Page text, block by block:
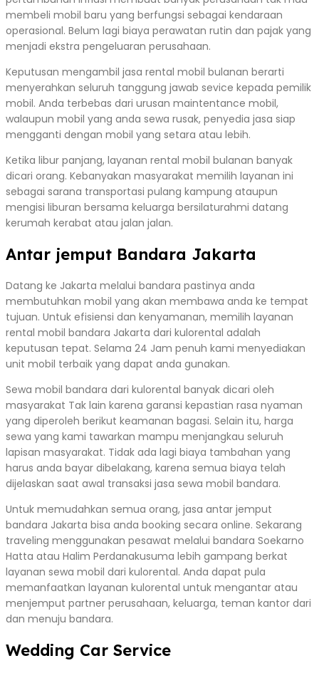
membeli mobil baru yang berfungsi sebagai kendaraan
operasional. Belum lagi biaya perawatan rutin dan pajak yang
menjadi ekstra pengeluaran perusahaan.
Keputusan mengambil jasa rental mobil bulanan berarti
menyerahkan seluruh tanggung jawab sevice kepada pemilik
mobil. Anda terbebas dari urusan maintentance mobil,
walaupun mobil yang anda sewa rusak, penyedia jasa siap
mengganti dengan mobil yang setara atau lebih.
Ketika libur panjang, layanan rental mobil bulanan banyak
dicari orang. Kebanyakan masyarakat memilih layanan ini
sebagai sarana transportasi pulang kampung ataupun
mengisi liburan bersama keluarga bersilaturahmi datang
kerumah kerabat atau jalan jalan.
Antar jemput Bandara Jakarta
Datang ke Jakarta melalui bandara pastinya anda
membutuhkan mobil yang akan membawa anda ke tempat
tujuan. Untuk efisiensi dan kenyamanan, memilih layanan
rental mobil bandara Jakarta dari kulorental adalah
keputusan tepat. Selama 24 Jam penuh kami menyediakan
unit mobil terbaik yang dapat anda gunakan.
Sewa mobil bandara dari kulorental banyak dicari oleh
masyarakat Tak lain karena garansi kepastian rasa nyaman
yang diperoleh berikut keamanan bagasi. Selain itu, harga
sewa yang kami tawarkan mampu menjangkau seluruh
lapisan masyarakat. Tidak ada lagi biaya tambahan yang
harus anda bayar dibelakang, karena semua biaya telah
dijelaskan saat awal transaksi jasa sewa mobil bandara.
Untuk memudahkan semua orang, jasa antar jemput
bandara Jakarta bisa anda booking secara online. Sekarang
traveling menggunakan pesawat melalui bandara Soekarno
Hatta atau Halim Perdanakusuma lebih gampang berkat
layanan sewa mobil dari kulorental. Anda dapat pula
memanfaatkan layanan kulorental untuk mengantar atau
menjemput partner perusahaan, keluarga, teman kantor dari
dan menuju bandara.
Wedding Car Service